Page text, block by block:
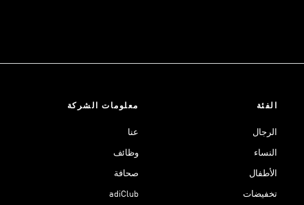
الفئة
الرجال
النساء
الأطفال
تخفيضات
معلومات الشركة
عنا
وظائف
صحافة
adiClub